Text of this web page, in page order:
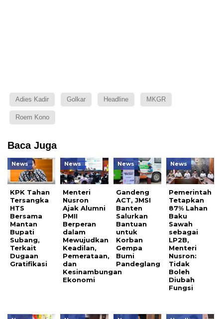
Adies Kadir Golkar Headline MKGR
Roem Kono
Baca Juga
News
KPK Tahan
Tersangka
HTS
Bersama
Mantan
Bupati
Subang,
Terkait
Dugaan
Gratifikasi
News
Menteri
Nusron
Ajak Alumni
PMII
Berperan
dalam
Mewujudkan
Keadilan,
Pemerataan,
dan
Kesinambungan
Ekonomi
News
Gandeng
ACT, JMSI
Banten
Salurkan
Bantuan
untuk
Korban
Gempa
Bumi
Pandeglang
News
Pemerintah
Tetapkan
87% Lahan
Baku
Sawah
sebagai
LP2B,
Menteri
Nusron:
Tidak
Boleh
Diubah
Fungsi